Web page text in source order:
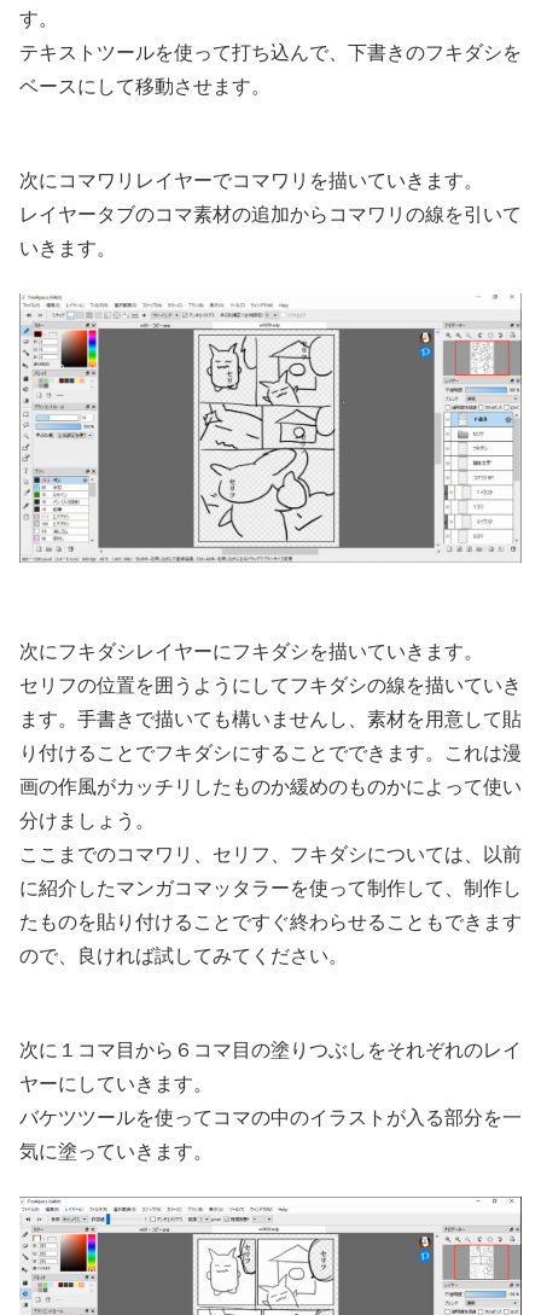
す。
テキストツールを使って打ち込んで、下書きのフキダシを
ベースにして移動させます。
次にコマワリレイヤーでコマワリを描いていきます。
レイヤータブのコマ素材の追加からコマワリの線を引いて
いきます。
次にフキダシレイヤーにフキダシを描いていきます。
セリフの位置を囲うようにしてフキダシの線を描いていき
ます。手書きで描いても構いませんし、素材を用意して貼
り付けることでフキダシにすることでできます。これは漫
画の作風がカッチリしたものか緩めのものかによって使い
分けましょう。
ここまでのコマワリ、セリフ、フキダシについては、以前
に紹介したマンガコマッタラーを使って制作して、制作し
たものを貼り付けることですぐ終わらせることもできます
ので、良ければ試してみてください。
次に１コマ目から６コマ目の塗りつぶしをそれぞれのレイ
ヤーにしていきます。
バケツツールを使ってコマの中のイラストが入る部分を一
気に塗っていきます。